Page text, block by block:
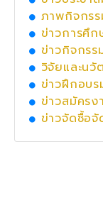
ภาพกิจกรร
ข่าวการศึก
ข่าวกิจกร
วิจัยและนวั
ข่าวฝึกอบ
ข่าวสมัครง
ข่าวจัดซื้อจั